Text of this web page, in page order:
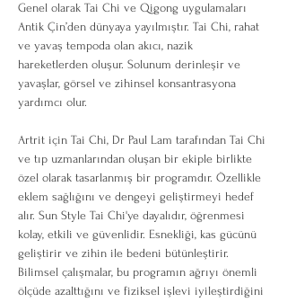
Genel olarak Tai Chi ve Qigong uygulamaları
Antik Çin’den dünyaya yayılmıştır. Tai Chi, rahat
ve yavaş tempoda olan akıcı, nazik
hareketlerden oluşur. Solunum derinleşir ve
yavaşlar, görsel ve zihinsel konsantrasyona
yardımcı olur.
Artrit için Tai Chi, Dr Paul Lam tarafından Tai Chi
ve tıp uzmanlarından oluşan bir ekiple birlikte
özel olarak tasarlanmış bir programdır. Özellikle
eklem sağlığını ve dengeyi geliştirmeyi hedef
alır. Sun Style Tai Chi'ye dayalıdır, öğrenmesi
kolay, etkili ve güvenlidir. Esnekliği, kas gücünü
geliştirir ve zihin ile bedeni bütünleştirir.
Bilimsel çalışmalar, bu programın ağrıyı önemli
ölçüde azalttığını ve fiziksel işlevi iyileştirdiğini